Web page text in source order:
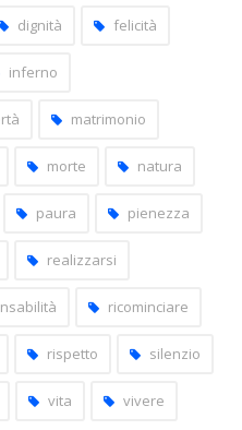
dignità felicità
inferno
matrimonio
morte natura
paura pienezza
realizzarsi
ricominciare
rispetto silenzio
vita vivere